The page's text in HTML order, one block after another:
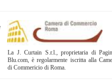
La J. Curtain S.r.l., proprietaria di
Blu.com, è regolarmente iscritta alla
di Commericio di Roma.